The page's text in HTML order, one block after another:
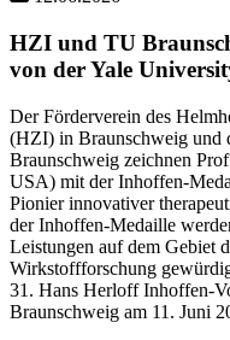
HZI und TU
von der Yale
Der Förderverein des
(HZI) in Braunschweig und
Braunschweig zeichnen
USA) mit der Inhoffen-
Pionier innovativer
der Inhoffen-Medaille
Leistungen auf dem Gebiet
Wirkstoffforschung
31. Hans Herloff Inhoffen-
Braunschweig am 11. Juni